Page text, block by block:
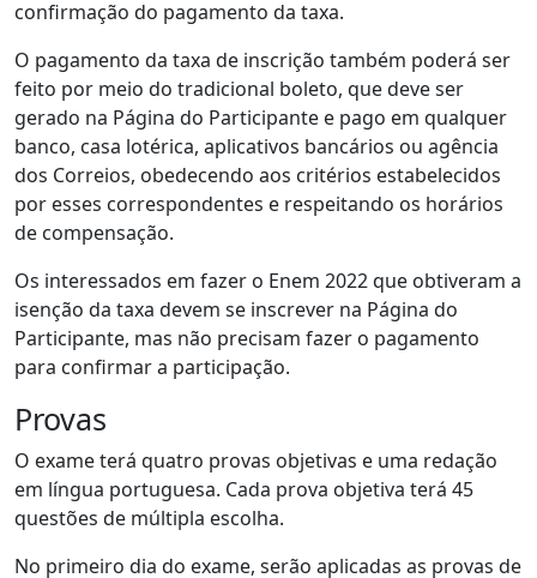
confirmação do pagamento da taxa.
O pagamento da taxa de inscrição também poderá ser
feito por meio do tradicional boleto, que deve ser
gerado na Página do Participante e pago em qualquer
banco, casa lotérica, aplicativos bancários ou agência
dos Correios, obedecendo aos critérios estabelecidos
por esses correspondentes e respeitando os horários
de compensação.
Os interessados em fazer o Enem 2022 que obtiveram a
isenção da taxa devem se inscrever na Página do
Participante, mas não precisam fazer o pagamento
para confirmar a participação.
Provas
O exame terá quatro provas objetivas e uma redação
em língua portuguesa. Cada prova objetiva terá 45
questões de múltipla escolha.
No primeiro dia do exame, serão aplicadas as provas de